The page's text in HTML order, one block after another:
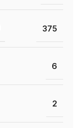
375
6
2